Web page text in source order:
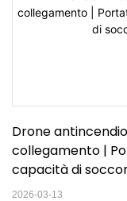
Drone
collegamento |
capacità di
2026-03-13